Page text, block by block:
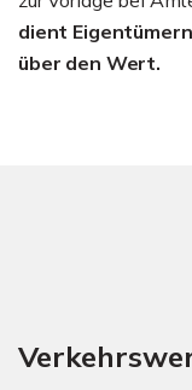
dient
über den Wert.